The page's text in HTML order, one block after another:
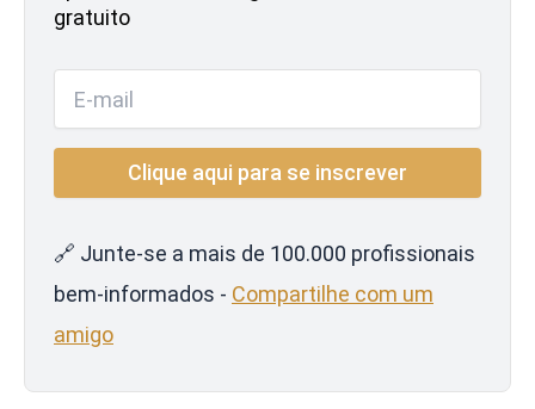
gratuito
🔗 Junte-se a mais de 100.000 profissionais
bem-informados - Compartilhe com um
amigo